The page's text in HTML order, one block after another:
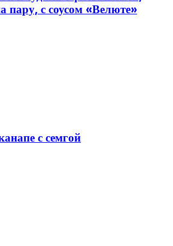
пару, с соусом «Велюте»
с семгой